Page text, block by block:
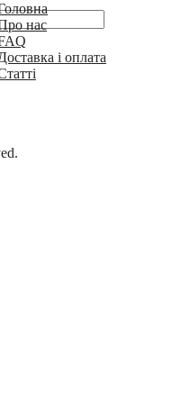
нас
і оплата